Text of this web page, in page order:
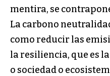
mentira, se
La carbono
como reducir las
la resiliencia, que es
o sociedad o